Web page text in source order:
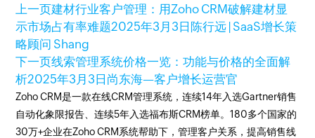
上一页建材行业客户管理：用Zoho CRM破解建材显
示市场占有率难题2025年3月3日 陈行远 | SaaS增长策
略顾问 Shang
下一页线索管理系统价格一览：功能与价格的全面解
析2025年3月3日 尚东海—客户增长运营官
Zoho CRM是一款在线CRM管理系统，连续14年入选Gartner销售
自动化象限报告、连续5年入选福布斯CRM榜单。180多个国家的
30万+企业在Zoho CRM系统帮助下，管理客户关系，提高销售线